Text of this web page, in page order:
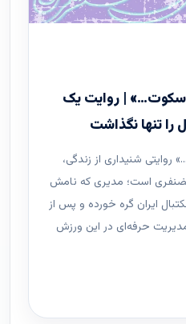
سکوت…» | روایت یک
تنها نگذاشت
شنیداری از زندگی،
است؛ مدیری که نامش
ایران گره خورده و پس از
حرفه‌ای در این ورزش